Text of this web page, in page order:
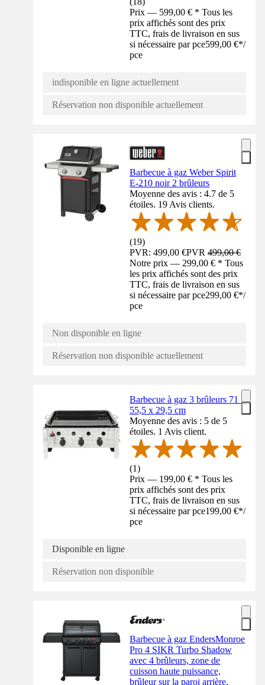
Prix — 599,00 € * Tous les
prix affichés sont des prix
TTC, frais de livraison en sus
si nécessaire par pce599,00 €*/
pce
indisponible en ligne actuellement
Réservation non disponible actuellement
Barbecue à gaz Weber Spirit
E-210 noir 2 brûleurs
Moyenne des avis : 4.7 de 5
étoiles. 19 Avis clients.
(19)
PVR: 499,00 €PVR499,00 €
Notre prix — 299,00 € * Tous
les prix affichés sont des prix
TTC, frais de livraison en sus
si nécessaire par pce299,00 €*/
pce
Non disponible en ligne
Réservation non disponible actuellement
Barbecue à gaz 3 brûleurs 71 x
55,5 x 29,5 cm
Moyenne des avis : 5 de 5
étoiles. 1 Avis client.
(1)
Prix — 199,00 € * Tous les
prix affichés sont des prix
TTC, frais de livraison en sus
si nécessaire par pce199,00 €*/
pce
Disponible en ligne
Réservation non disponible
Barbecue à gaz EndersMonroe
Pro 4 SIKR Turbo Shadow
avec 4 brûleurs, zone de
cuisson haute puissance,
brûleur sur la paroi arrière,